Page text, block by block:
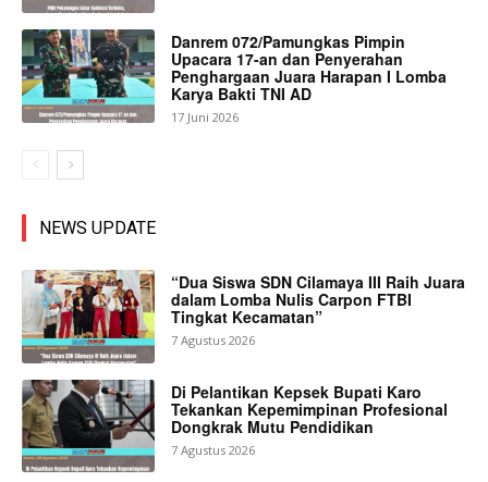
Danrem 072/Pamungkas Pimpin
Upacara 17-an dan Penyerahan
Penghargaan Juara Harapan I Lomba
Karya Bakti TNI AD
17 Juni 2026
NEWS UPDATE
“Dua Siswa SDN Cilamaya III Raih Juara
dalam Lomba Nulis Carpon FTBI
Tingkat Kecamatan”
7 Agustus 2026
Di Pelantikan Kepsek Bupati Karo
Tekankan Kepemimpinan Profesional
Dongkrak Mutu Pendidikan
7 Agustus 2026